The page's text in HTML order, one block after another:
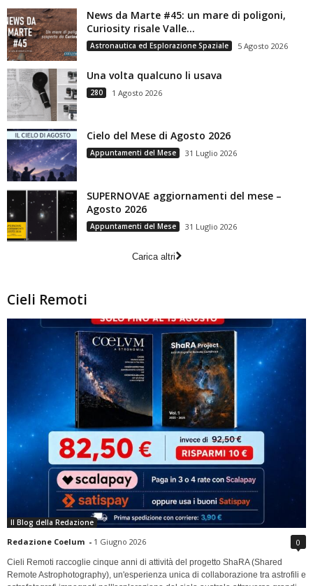
News da Marte #45: un mare di poligoni,
Curiosity risale Valle...
Astronautica ed Esplorazione Spaziale 5 Agosto 2026
Una volta qualcuno li usava
280 1 Agosto 2026
Cielo del Mese di Agosto 2026
Appuntamenti del Mese 31 Luglio 2026
SUPERNOVAE aggiornamenti del mese –
Agosto 2026
Appuntamenti del Mese 31 Luglio 2026
Carica altri
Cieli Remoti
Il Blog della Redazione
Redazione Coelum - 1 Giugno 2026 0
Cieli Remoti raccoglie cinque anni di attività del progetto ShaRA (Shared
Remote Astrophotography), un'esperienza unica di collaborazione tra astrofili e